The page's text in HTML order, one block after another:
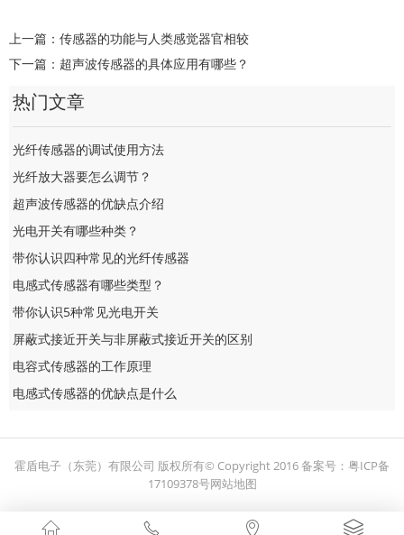
上一篇： 传感器的功能与人类感觉器官相较
下一篇： 超声波传感器的具体应用有哪些？
热门文章
光纤传感器的调试使用方法
光纤放大器要怎么调节？
超声波传感器的优缺点介绍
光电开关有哪些种类？
带你认识四种常见的光纤传感器
电感式传感器有哪些类型？
带你认识5种常见光电开关
屏蔽式接近开关与非屏蔽式接近开关的区别
电容式传感器的工作原理
电感式传感器的优缺点是什么
霍盾电子（东莞）有限公司 版权所有© Copyright 2016备案号： 粤ICP备
17109378号网站地图
   